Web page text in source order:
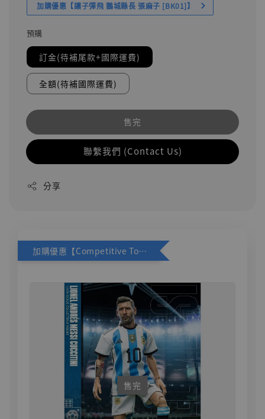
加購優惠【讓子彈飛 鵝城縣長 張麻子 [BK01]】
預購
訂金(待補尾款+國際運費)
全額(待補國際運費)
售完
聯繫我們 (Contact Us)
分享
加購優惠【Competitive Toys 梅西 [CM001]】
售完